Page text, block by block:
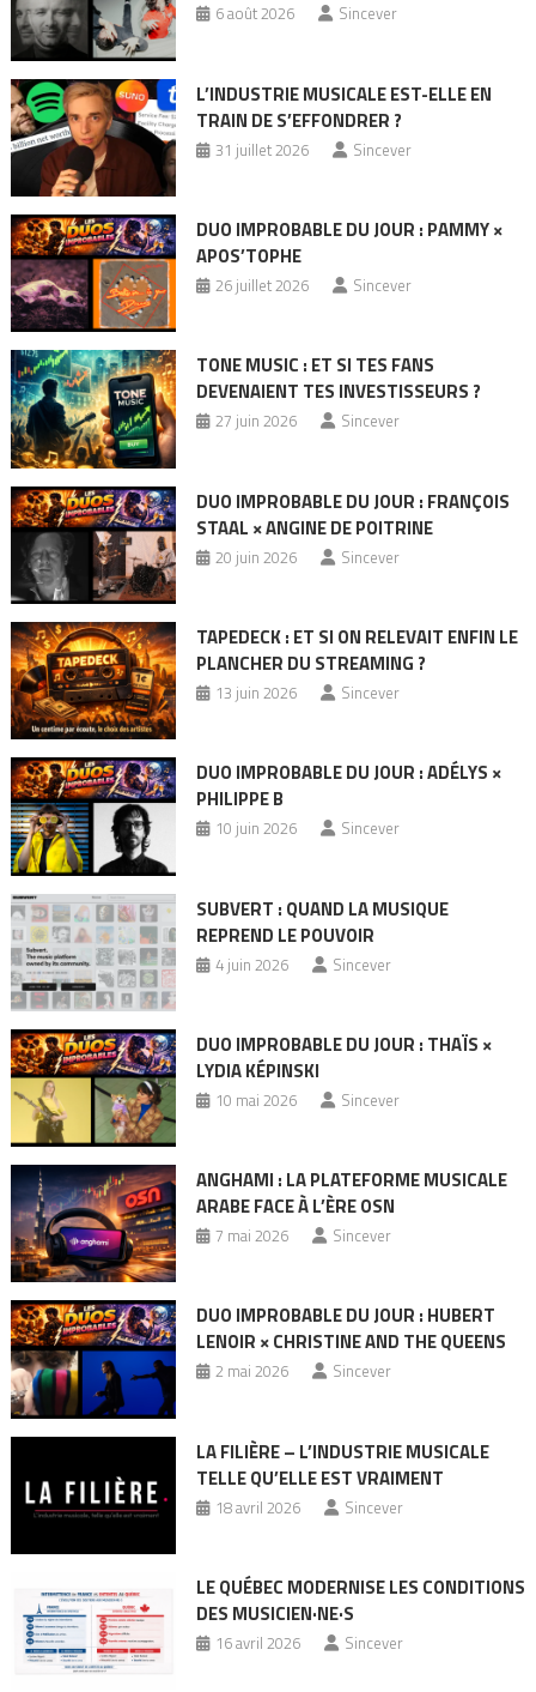
6 août 2026 Sincever
L’INDUSTRIE MUSICALE EST-ELLE EN
TRAIN DE S’EFFONDRER ?
31 juillet 2026 Sincever
DUO IMPROBABLE DU JOUR : PAMMY ×
APOS’TOPHE
26 juillet 2026 Sincever
TONE MUSIC : ET SI TES FANS
DEVENAIENT TES INVESTISSEURS ?
27 juin 2026 Sincever
DUO IMPROBABLE DU JOUR : FRANÇOIS
STAAL × ANGINE DE POITRINE
20 juin 2026 Sincever
TAPEDECK : ET SI ON RELEVAIT ENFIN LE
PLANCHER DU STREAMING ?
13 juin 2026 Sincever
DUO IMPROBABLE DU JOUR : ADÉLYS ×
PHILIPPE B
10 juin 2026 Sincever
SUBVERT : QUAND LA MUSIQUE
REPREND LE POUVOIR
4 juin 2026 Sincever
DUO IMPROBABLE DU JOUR : THAÏS ×
LYDIA KÉPINSKI
10 mai 2026 Sincever
ANGHAMI : LA PLATEFORME MUSICALE
ARABE FACE À L’ÈRE OSN
7 mai 2026 Sincever
DUO IMPROBABLE DU JOUR : HUBERT
LENOIR × CHRISTINE AND THE QUEENS
2 mai 2026 Sincever
LA FILIÈRE – L’INDUSTRIE MUSICALE
TELLE QU’ELLE EST VRAIMENT
18 avril 2026 Sincever
LE QUÉBEC MODERNISE LES CONDITIONS
DES MUSICIEN·NE·S
16 avril 2026 Sincever